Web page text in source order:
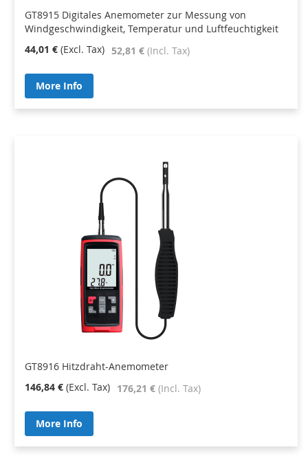
GT8915 Digitales Anemometer zur Messung von
Windgeschwindigkeit, Temperatur und Luftfeuchtigkeit
52,81 €
44,01 €
More Info
GT8916 Hitzdraht-Anemometer
176,21 €
146,84 €
More Info